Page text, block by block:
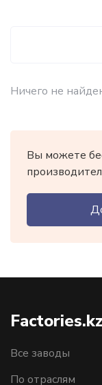
Ничего не
Вы можете
Factories.kz
Все заводы
По отраслям